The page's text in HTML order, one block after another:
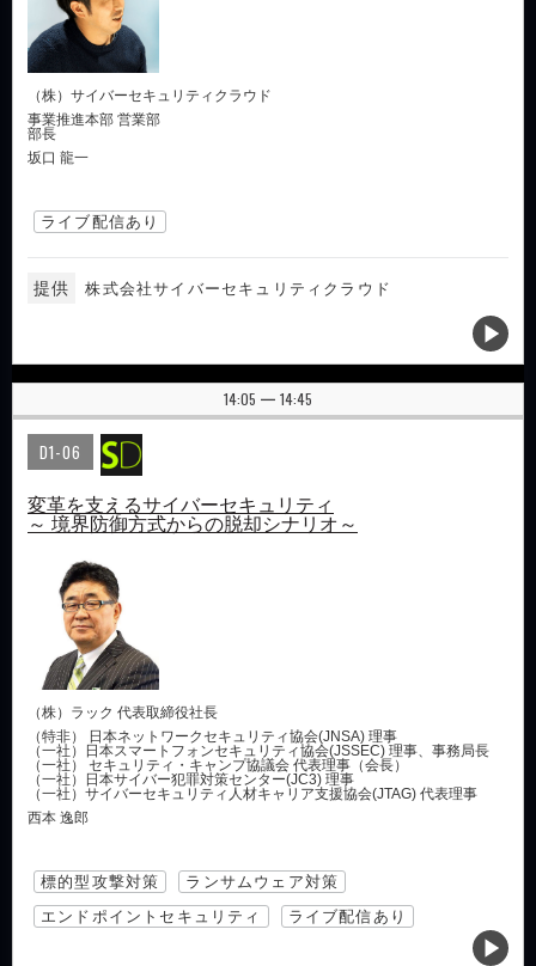
（株）サイバーセキュリティクラウド
事業推進本部 営業部
部長
坂口 龍一
ライブ配信あり
提供 株式会社サイバーセキュリティクラウド
14:05 | 14:45
D1-06
変革を支えるサイバーセキュリティ
～ 境界防御方式からの脱却シナリオ～
（株）ラック 代表取締役社長
（特非） 日本ネットワークセキュリティ協会(JNSA) 理事
（一社）日本スマートフォンセキュリティ協会(JSSEC) 理事、事務局長
（一社） セキュリティ・キャンプ協議会 代表理事（会長）
（一社）日本サイバー犯罪対策センター(JC3) 理事
（一社）サイバーセキュリティ人材キャリア支援協会(JTAG) 代表理事
西本 逸郎
標的型攻撃対策
ランサムウェア対策
エンドポイントセキュリティ
ライブ配信あり